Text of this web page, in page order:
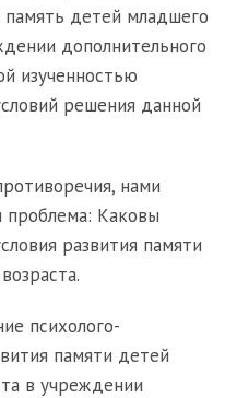
детей младшего
дополнительного
изученностью
решения данной
нами
Каковы
развития памяти
психолого-
памяти детей
в учреждении